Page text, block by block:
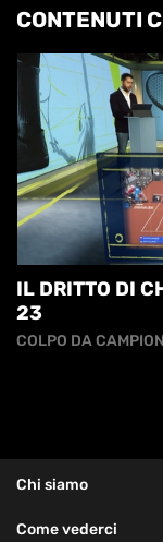
CONTENUTI
IL DRITTO DI
23
COLPO DA
Chi siamo
Come vederci